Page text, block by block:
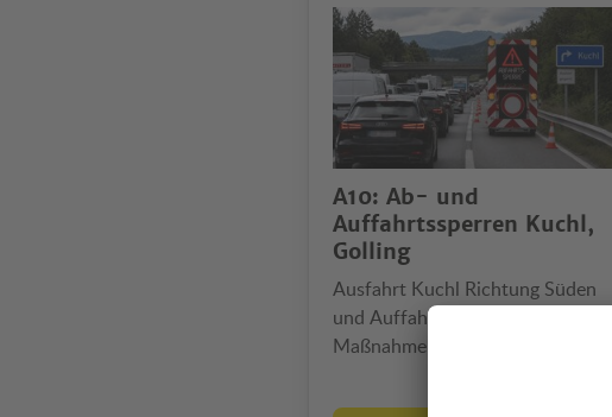
A10: Ab- und
Auffahrtssperren Kuchl,
Golling
Ausfahrt Kuchl Richtung Süden
und Auffahrten Golling betroffen,
Maßnahme gilt auch für